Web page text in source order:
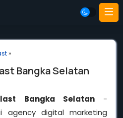
»
Bangka Selatan
Bangka Selatan-
agency digital marketing